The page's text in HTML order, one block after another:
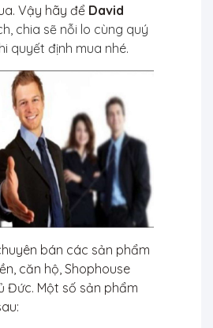
Vậy hãy để David
chia sẽ nỗi lo cùng quý
quyết định mua nhé.
bán các sản phẩm
căn hộ, Shophouse
Đức. Một số sản phẩm